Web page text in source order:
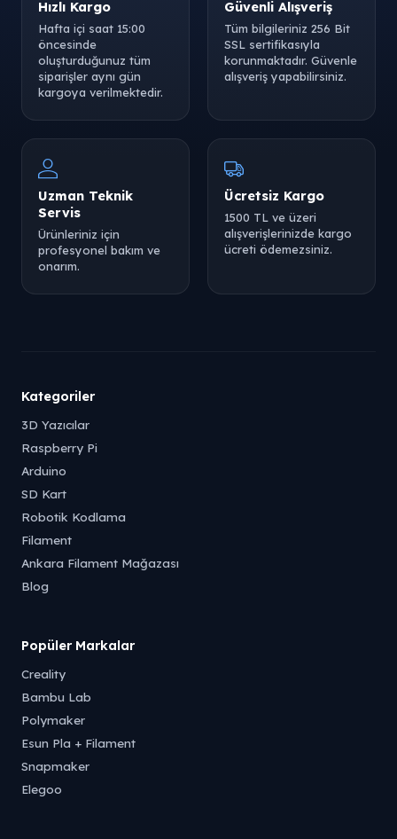
Hızlı Kargo
Hafta içi saat 15:00
öncesinde
oluşturduğunuz tüm
siparişler aynı gün
kargoya verilmektedir.
Güvenli Alışveriş
Tüm bilgileriniz 256 Bit
SSL sertifikasıyla
korunmaktadır. Güvenle
alışveriş yapabilirsiniz.
Uzman Teknik
Servis
Ürünleriniz için
profesyonel bakım ve
onarım.
Ücretsiz Kargo
1500 TL ve üzeri
alışverişlerinizde kargo
ücreti ödemezsiniz.
Kategoriler
3D Yazıcılar
Raspberry Pi
Arduino
SD Kart
Robotik Kodlama
Filament
Ankara Filament Mağazası
Blog
Popüler Markalar
Creality
Bambu Lab
Polymaker
Esun Pla + Filament
Snapmaker
Elegoo